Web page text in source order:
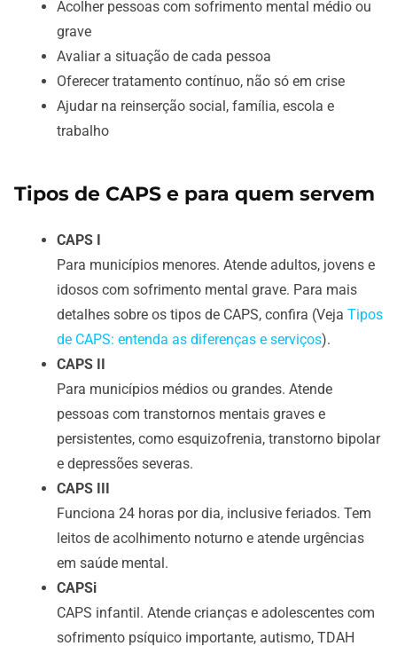
Acolher pessoas com sofrimento mental médio ou
grave
Avaliar a situação de cada pessoa
Oferecer tratamento contínuo, não só em crise
Ajudar na reinserção social, família, escola e
trabalho
Tipos de CAPS e para quem servem
CAPS I
Para municípios menores. Atende adultos, jovens e
idosos com sofrimento mental grave. Para mais
detalhes sobre os tipos de CAPS, confira (Veja Tipos
de CAPS: entenda as diferenças e serviços).
CAPS II
Para municípios médios ou grandes. Atende
pessoas com transtornos mentais graves e
persistentes, como esquizofrenia, transtorno bipolar
e depressões severas.
CAPS III
Funciona 24 horas por dia, inclusive feriados. Tem
leitos de acolhimento noturno e atende urgências
em saúde mental.
CAPSi
CAPS infantil. Atende crianças e adolescentes com
sofrimento psíquico importante, autismo, TDAH